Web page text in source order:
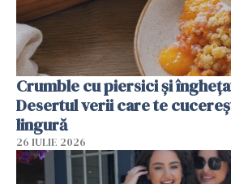
Crumble cu piersici și
Desertul verii care te
lingură
26 IULIE 2026